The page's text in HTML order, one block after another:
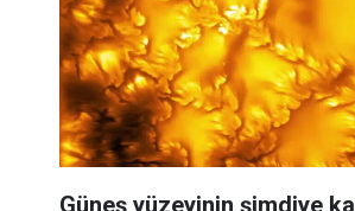
Güneş yüzeyinin şimdiye